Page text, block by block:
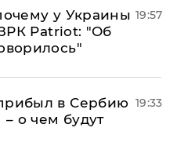
у Украины
ЗРК Patriot: "Об
19:57
в Сербию
– о чем будут
19:33